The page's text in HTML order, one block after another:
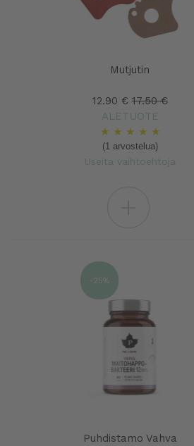
Mutjutin
12.90 € 17.50 €
ALETUOTE
★ ★ ★ ★ ★
(1 arvostelua)
Useita vaihtoehtoja
Puhdistamo Vahva
-25%